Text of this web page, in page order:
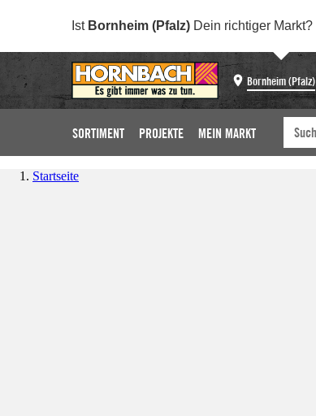
Ist Bornheim (Pfalz) Dein richtiger Markt?
Bornheim (Pfalz)
SORTIMENT PROJEKTE MEIN MARKT
Startseite